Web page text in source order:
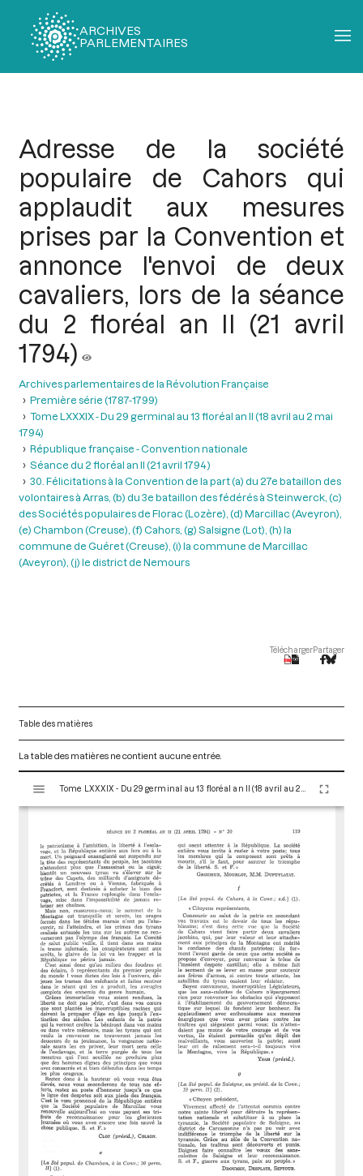
ARCHIVES
PARLEMENTAIRES
Adresse de la société
populaire de Cahors qui
applaudit aux mesures
prises par la Convention et
annonce l'envoi de deux
cavaliers, lors de la séance
du 2 floréal an II (21 avril
1794)
Archives parlementaires de la Révolution Française
Première série (1787-1799)
Tome LXXXIX - Du 29 germinal au 13 floréal an II (18 avril au 2 mai
1794)
République française - Convention nationale
Séance du 2 floréal an II (21 avril 1794 )
30. Félicitations à la Convention de la part (a) du 27e bataillon des
volontaires à Arras, (b) du 3e bataillon des fédérés à Steinwerck, (c)
des Sociétés populaires de Florac (Lozère), (d) Marcillac (Aveyron),
(e) Chambon (Creuse), (f) Cahors, (g) Salsigne (Lot), (h) la
commune de Guéret (Creuse), (i) la commune de Marcillac
(Aveyron), (j) le district de Nemours
TéléchargerPartager
Table des matières
La table des matières ne contient aucune entrée.
s